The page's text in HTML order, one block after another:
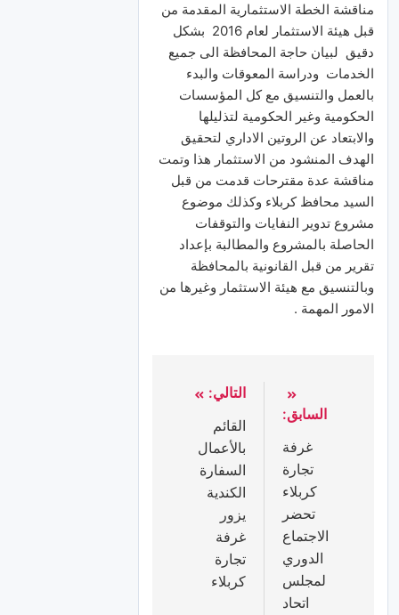
مناقشة الخطة الاستثمارية المقدمة من
قبل هيئة الاستثمار لعام 2016 بشكل
دقيق لبيان حاجة المحافظة الى جميع
الخدمات ودراسة المعوقات والبدء
بالعمل والتنسيق مع كل المؤسسات
الحكومية وغير الحكومية لتذليلها
والابتعاد عن الروتين الاداري لتحقيق
الهدف المنشود من الاستثمار هذا وتمت
مناقشة عدة مقترحات قدمت من قبل
السيد محافظ كربلاء وكذلك موضوع
مشروع تدوير النفايات والتوقفات
الحاصلة بالمشروع والمطالبة بإعداد
تقرير من قبل القانونية بالمحافظة
وبالتنسيق مع هيئة الاستثمار وغيرها من
الامور المهمة .
السابق:
غرفة
تجارة
كربلاء
تحضر
الاجتماع
الدوري
لمجلس
اتحاد
التالي:
القائم
بالأعمال
السفارة
الكندية
يزور
غرفة
تجارة
كربلاء